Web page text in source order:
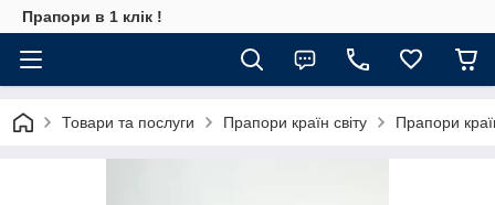
Прапори в 1 клік !
Товари та послуги Прапори країн світу Прапори